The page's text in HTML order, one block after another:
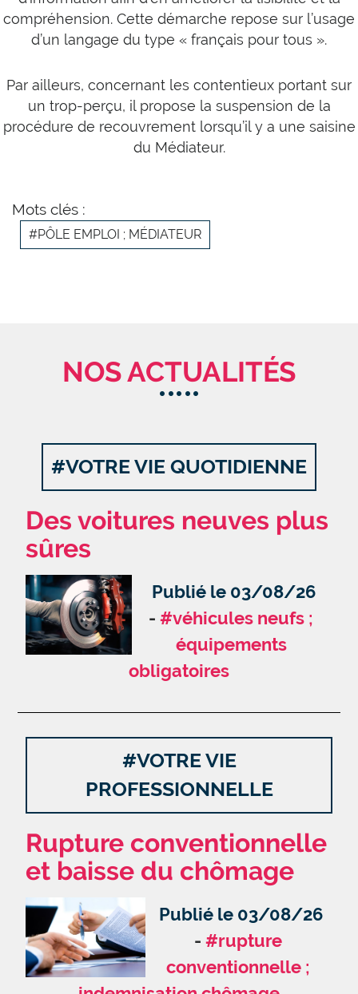
compréhension. Cette démarche repose sur l’usage
d’un langage du type « français pour tous ».
Par ailleurs, concernant les contentieux portant sur
un trop-perçu, il propose la suspension de la
procédure de recouvrement lorsqu’il y a une saisine
du Médiateur.
Mots clés :
#PÔLE EMPLOI ; MÉDIATEUR
NOS ACTUALITÉS
#VOTRE VIE QUOTIDIENNE
Des voitures neuves plus
sûres
Publié le 03/08/26
#véhicules neufs ;
équipements
obligatoires
#VOTRE VIE
PROFESSIONNELLE
Rupture conventionnelle
et baisse du chômage
Publié le 03/08/26
#rupture
conventionnelle ;